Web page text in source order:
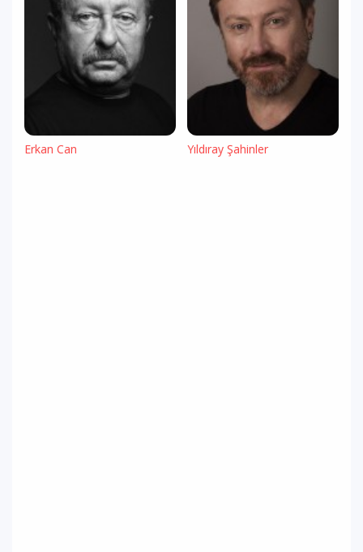
Erkan Can Yıldıray Şahinler